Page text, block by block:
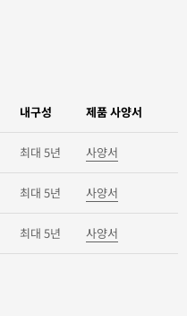
내구성 제품 사양서
최대 5년 사양서
최대 5년 사양서
최대 5년 사양서